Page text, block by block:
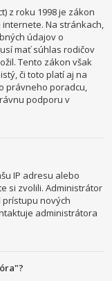
z roku 1998 je zákon
Na stránkach,
údajov o
mať súhlas rodičov
Tento zákon však
či toto platí aj na
právneho poradcu,
podporu v
IP adresu alebo
si zvolili. Administrátor
nových
administrátora